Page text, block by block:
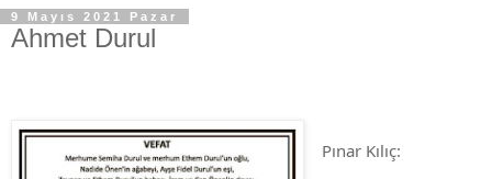
9 Mayıs 2021 Pazar
Ahmet Durul
Pınar Kılıç: